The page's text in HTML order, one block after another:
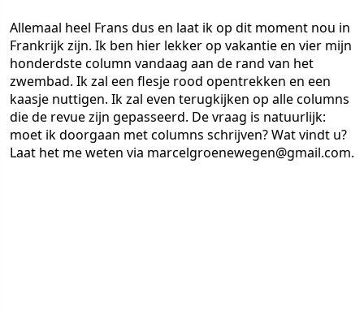
Allemaal heel Frans dus en laat ik op dit moment nou in
Frankrijk zijn. Ik ben hier lekker op vakantie en vier mijn
honderdste column vandaag aan de rand van het
zwembad. Ik zal een flesje rood opentrekken en een
kaasje nuttigen. Ik zal even terugkijken op alle columns
die de revue zijn gepasseerd. De vraag is natuurlijk:
moet ik doorgaan met columns schrijven? Wat vindt u?
Laat het me weten via marcelgroenewegen@gmail.com.